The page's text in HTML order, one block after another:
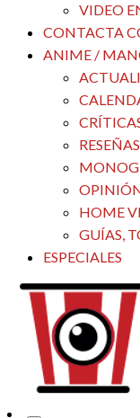
VIDEO
CONTACTA
ANIME /
RESEÑAS
HOME
GUÍAS,
ESPECIALES